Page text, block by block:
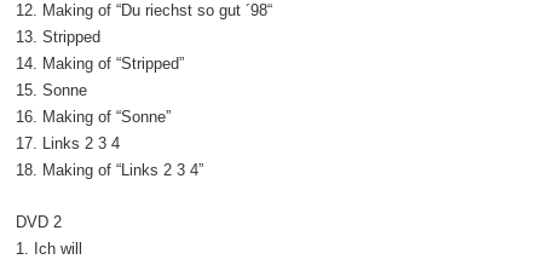
12. Making of “Du riechst so gut ´98“
13. Stripped
14. Making of “Stripped”
15. Sonne
16. Making of “Sonne”
17. Links 2 3 4
18. Making of “Links 2 3 4”
DVD 2
1. Ich will